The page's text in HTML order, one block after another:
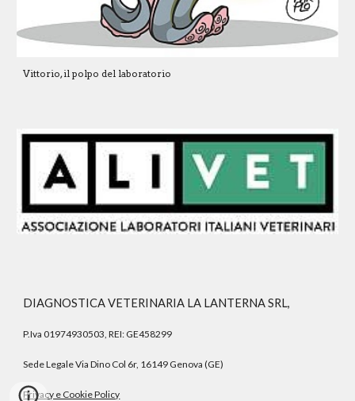
Vittorio, il polpo del laboratorio
DIAGNOSTICA VETERINARIA LA LANTERNA SRL,
P.Iva 01974930503, REI: GE458299
Sede Legale Via Dino Col 6r, 16149 Genova (GE)
Privacy e Cookie Policy